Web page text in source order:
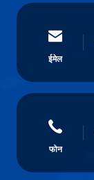
ईमेल
फोन